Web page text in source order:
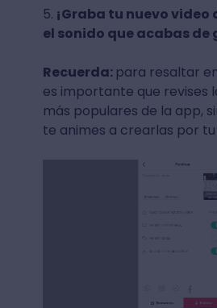
5. ¡Graba tu nuevo video
el sonido que acabas
Recuerda: para resaltar
es importante que revises
más populares de la app,
te animes a crearlas por